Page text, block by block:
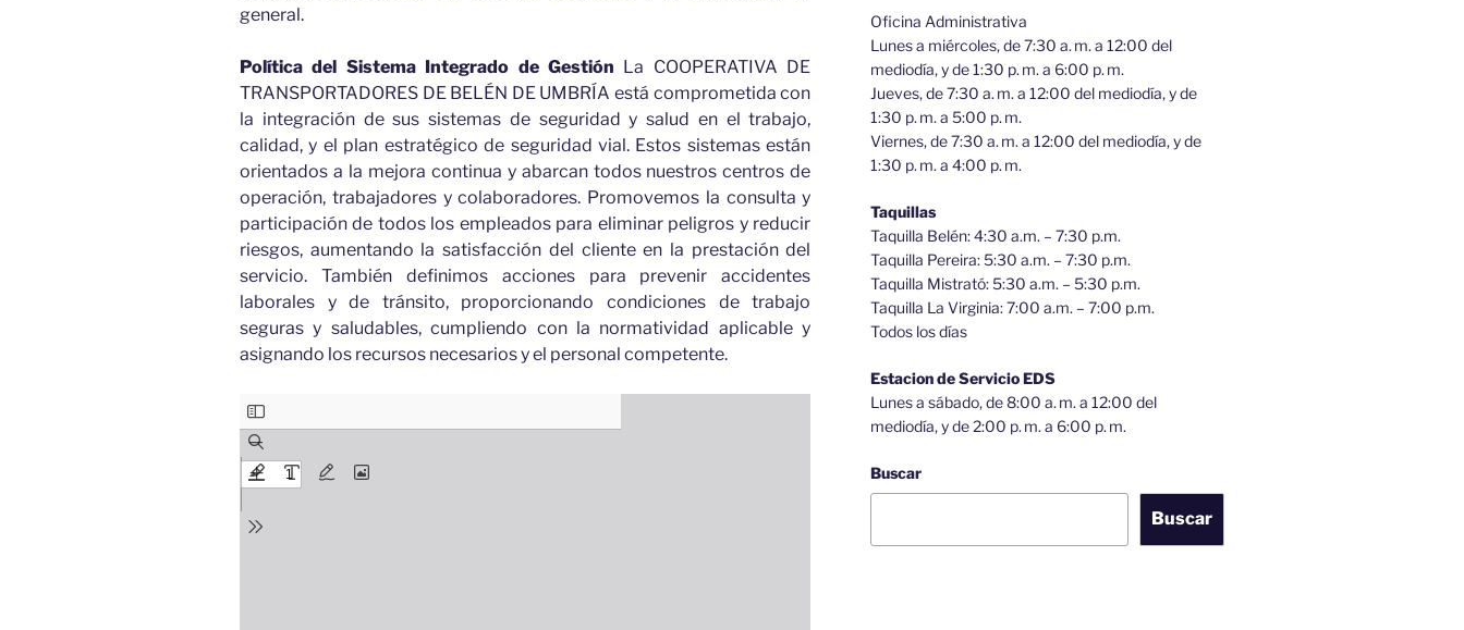
general.
Política del Sistema Integrado de Gestión La COOPERATIVA DE
TRANSPORTADORES DE BELÉN DE UMBRÍA está comprometida con
la integración de sus sistemas de seguridad y salud en el trabajo,
calidad, y el plan estratégico de seguridad vial. Estos sistemas están
orientados a la mejora continua y abarcan todos nuestros centros de
operación, trabajadores y colaboradores. Promovemos la consulta y
participación de todos los empleados para eliminar peligros y reducir
riesgos, aumentando la satisfacción del cliente en la prestación del
servicio. También definimos acciones para prevenir accidentes
laborales y de tránsito, proporcionando condiciones de trabajo
seguras y saludables, cumpliendo con la normatividad aplicable y
asignando los recursos necesarios y el personal competente.
Oficina Administrativa
Lunes a miércoles, de 7:30 a. m. a 12:00 del
mediodía, y de 1:30 p. m. a 6:00 p. m.
Jueves, de 7:30 a. m. a 12:00 del mediodía, y de
1:30 p. m. a 5:00 p. m.
Viernes, de 7:30 a. m. a 12:00 del mediodía, y de
1:30 p. m. a 4:00 p. m.
Taquillas
Taquilla Belén: 4:30 a.m. – 7:30 p.m.
Taquilla Pereira: 5:30 a.m. – 7:30 p.m.
Taquilla Mistrató: 5:30 a.m. – 5:30 p.m.
Taquilla La Virginia: 7:00 a.m. – 7:00 p.m.
Todos los días
Estacion de Servicio EDS
Lunes a sábado, de 8:00 a. m. a 12:00 del
mediodía, y de 2:00 p. m. a 6:00 p. m.
Buscar
Buscar